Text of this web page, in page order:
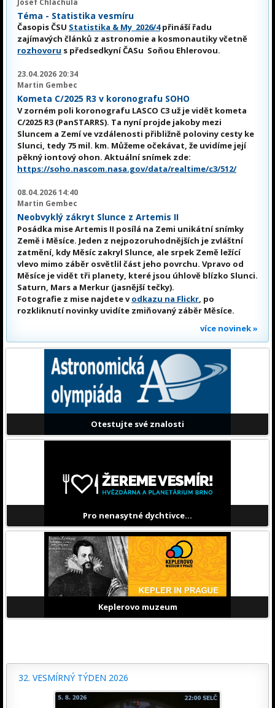
Téma - Statistika vesmíru
Časopis ČSU Statistika & My 2026/4přináší řadu
zajímavých článků z astronomie a kosmonautiky včetně
rozhovoru s předsedkyní ČASu Soňou Ehlerovou.
23.04.2026 20:34
Martin Gembec
Kometa C/2025 R3 v koronografu SOHO
V zorném poli koronografu LASCO C3 už je vidět kometa
C/2025 R3 (PanSTARRS). Ta nyní projde jakoby mezi
Sluncem a Zemí ve vzdálenosti přibližně poloviny cesty ke
Slunci, tedy 75 mil. km. Můžeme očekávat, že uvidíme její
pěkný iontový ohon. Aktuální snímek zde:
https://soho.nascom.nasa.gov/data/realtime/c3/512/
08.04.2026 14:40
Martin Gembec
Neobvyklý zákryt Slunce z Artemis II
Posádka mise Artemis II posílá na Zemi unikátní snímky
Země i Měsíce. Jeden z nejpozoruhodnějších je zvláštní
zatmění, kdy Měsíc zakryl Slunce, ale srpek Země ležící
vlevo mimo záběr osvětlil část jeho povrchu. Vpravo od
Měsíce je vidět tři planety, které jsou úhlově blízko Slunci.
Saturn, Mars a Merkur (jasnější tečky).
Fotografie z mise najdete vodkazu na Flickr, po
rozkliknutí novinky uvidíte zmiňovaný záběr Měsíce.
více novinek »
Otestujte své znalosti
Pro nenasytné dychtivce...
Keplerovo muzeum
32. VESMÍRNÝ TÝDEN 2026